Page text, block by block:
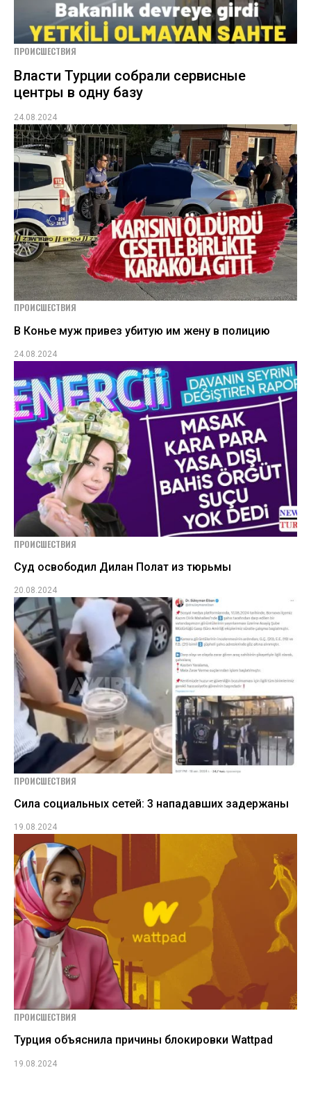
ПРОИСШЕСТВИЯ
Власти Турции собрали сервисные
центры в одну базу
24.08.2024
ПРОИСШЕСТВИЯ
В Конье муж привез убитую им жену в полицию
24.08.2024
ПРОИСШЕСТВИЯ
Суд освободил Дилан Полат из тюрьмы
20.08.2024
ПРОИСШЕСТВИЯ
Сила социальных сетей: 3 нападавших задержаны
19.08.2024
ПРОИСШЕСТВИЯ
Турция объяснила причины блокировки Wattpad
19.08.2024